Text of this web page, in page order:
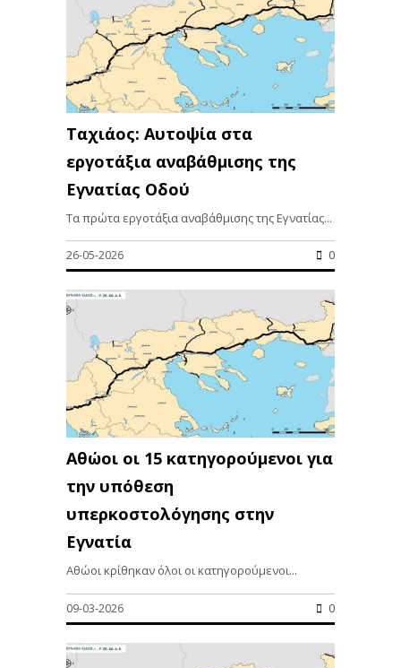
Ταχιάος: Αυτοψία στα
εργοτάξια αναβάθμισης της
Εγνατίας Οδού
Τα πρώτα εργοτάξια αναβάθμισης της Εγνατίας...
26-05-2026 0
Αθώοι οι 15 κατηγορούμενοι για
την υπόθεση
υπερκοστολόγησης στην
Εγνατία
Αθώοι κρίθηκαν όλοι οι κατηγορούμενοι...
09-03-2026 0